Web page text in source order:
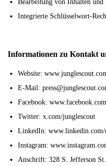
Bearbeitung von Inhalten und
Integrierte Schlüsselwort-
Informationen zu Kontakt
Website:
E-Mail:
Facebook:
Twitter: x.com/junglescout
LinkedIn: www.linkedin.com/
Instagram:
Anschrift: 328 S. Jefferson